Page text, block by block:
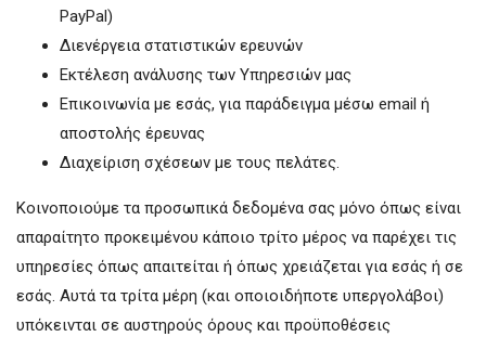
PayPal)
Διενέργεια στατιστικών ερευνών
Εκτέλεση ανάλυσης των Υπηρεσιών μας
Επικοινωνία με εσάς, για παράδειγμα μέσω email ή
αποστολής έρευνας
Διαχείριση σχέσεων με τους πελάτες.
Κοινοποιούμε τα προσωπικά δεδομένα σας μόνο όπως είναι
απαραίτητο προκειμένου κάποιο τρίτο μέρος να παρέχει τις
υπηρεσίες όπως απαιτείται ή όπως χρειάζεται για εσάς ή σε
εσάς. Αυτά τα τρίτα μέρη (και οποιοιδήποτε υπεργολάβοι)
υπόκεινται σε αυστηρούς όρους και προϋποθέσεις